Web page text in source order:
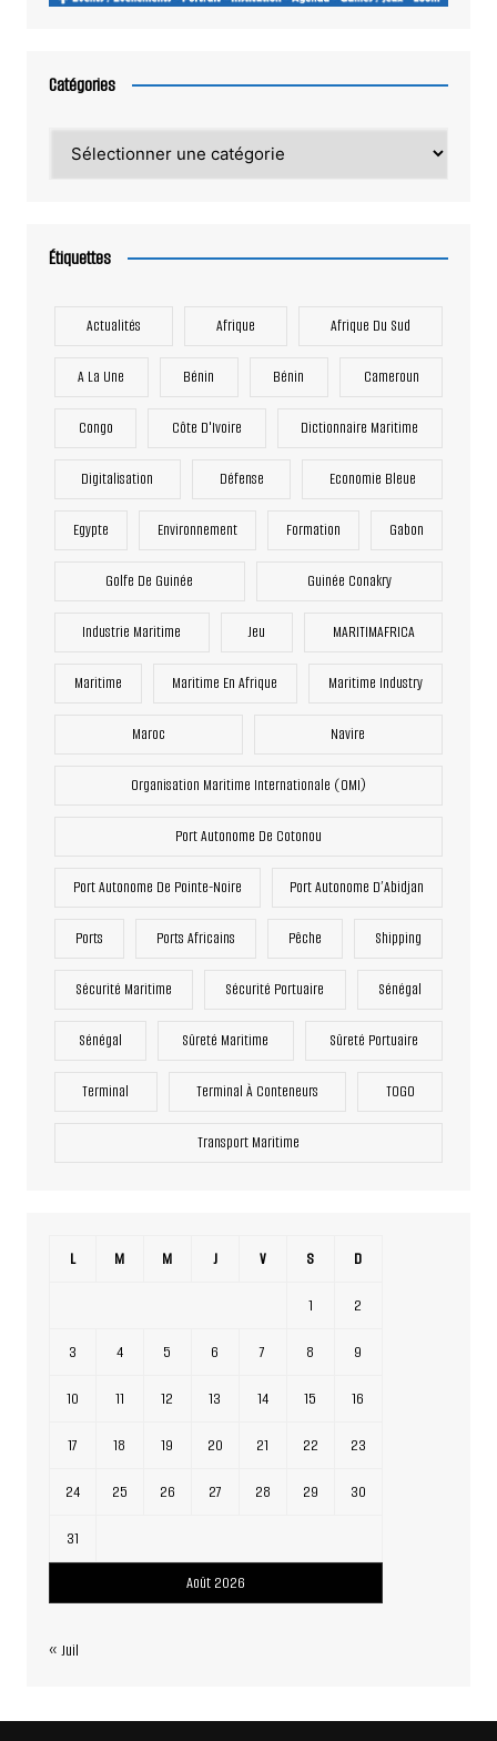
Catégories
Étiquettes
Actualités Afrique Afrique Du Sud
A La Une Bénin Bénin Cameroun
Congo Côte D'Ivoire Dictionnaire Maritime
Digitalisation Défense Economie Bleue
Egypte Environnement Formation Gabon
Golfe De Guinée Guinée Conakry
Industrie Maritime Jeu MARITIMAFRICA
Maritime Maritime En Afrique Maritime Industry
Maroc Navire
Organisation Maritime Internationale (OMI)
Port Autonome De Cotonou
Port Autonome De Pointe-Noire Port Autonome D’Abidjan
Ports Ports Africains Pêche Shipping
Sécurité Maritime Sécurité Portuaire Sénégal
Sénégal Sûreté Maritime Sûreté Portuaire
Terminal Terminal À Conteneurs TOGO
Transport Maritime
Août 2026
L M M J V S D
1 2
3 4 5 6 7 8 9
10 11 12 13 14 15 16
17 18 19 20 21 22 23
24 25 26 27 28 29 30
31
« Juil